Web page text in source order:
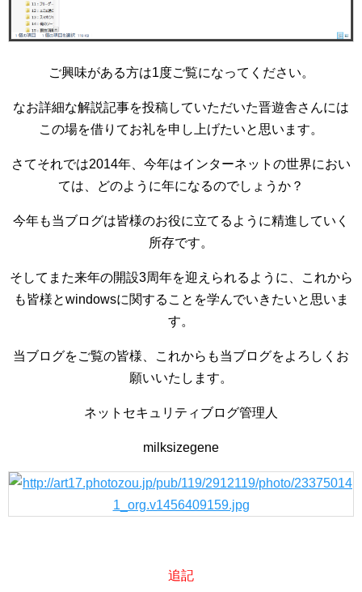
ご興味がある方は1度ご覧になってください。
なお詳細な解説記事を投稿していただいた晋遊舎さんには
この場を借りてお礼を申し上げたいと思います。
さてそれでは2014年、今年はインターネットの世界におい
ては、どのように年になるのでしょうか？
今年も当ブログは皆様のお役に立てるように精進していく
所存です。
そしてまた来年の開設3周年を迎えられるように、これから
も皆様とwindowsに関することを学んでいきたいと思いま
す。
当ブログをご覧の皆様、これからも当ブログをよろしくお
願いいたします。
ネットセキュリティブログ管理人
milksizegene
追記